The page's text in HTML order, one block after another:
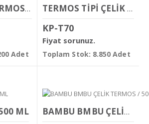
DİAMOND TERMOS BARDAK 480 ML
Adet
TERMOS TİPİ ÇELİK KUPA BARDAK 450 ML
KP-T70
Fiyat sorunuz.
Toplam Stok: 8.850 Adet
ML BAMBU BMBU ÇELİK TERMOS / 500 ML